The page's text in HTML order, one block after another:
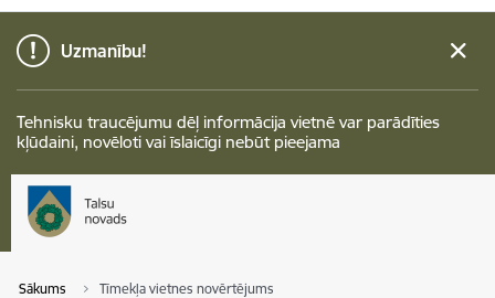
Uzmanību!
Tehnisku traucējumu dēļ informācija vietnē var parādīties
kļūdaini, novēloti vai īslaicīgi nebūt pieejama
Sākums Tīmekļa vietnes novērtējums